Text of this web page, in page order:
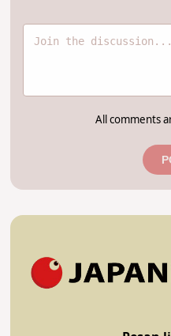
All comments